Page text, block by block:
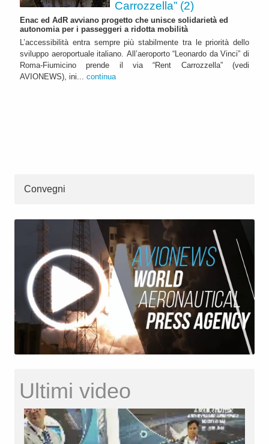
Carrozzella” (2)
Enac ed AdR avviano progetto che unisce solidarietà ed
autonomia per i passeggeri a ridotta mobilità
L’accessibilità entra sempre più stabilmente tra le priorità dello
sviluppo aeroportuale italiano. All’aeroporto “Leonardo da Vinci” di
Roma-Fiumicino prende il via “Rent Carrozzella” (vedi
AVIONEWS), ini... continua
Convegni
Ultimi video